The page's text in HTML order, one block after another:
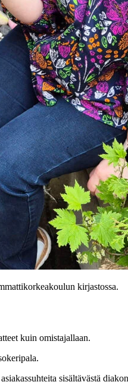
kirjastossa.
kuin omistajallaan.
sisältävästä